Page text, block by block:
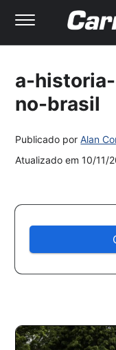
a-
no-brasil
Publicado porAlan
Atualizado em10/11/